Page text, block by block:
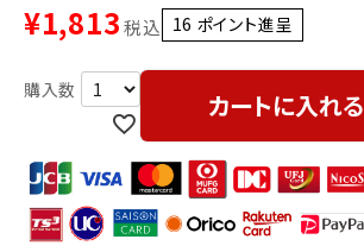
FAXでのご注文
0739-72-4532
¥1,813 税込 16 ポイント進呈 ]
カートに入れる